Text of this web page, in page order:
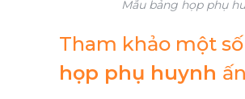
Mẫu bảng họp phụ
Tham khảo một số
họp phụ huynh